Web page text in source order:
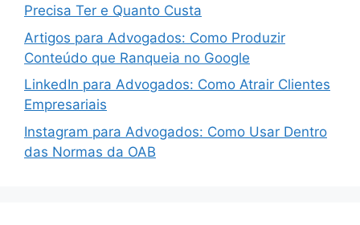
Precisa Ter e Quanto Custa
Artigos para Advogados: Como Produzir
Conteúdo que Ranqueia no Google
LinkedIn para Advogados: Como Atrair Clientes
Empresariais
Instagram para Advogados: Como Usar Dentro
das Normas da OAB